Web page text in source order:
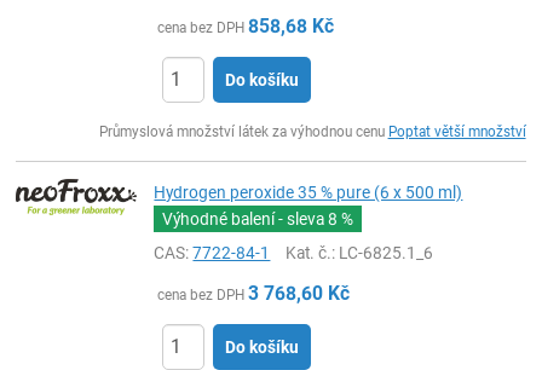
cena bez DPH 858,68 Kč
Do košíku
Průmyslová množství látek za výhodnou cenu Poptat větší množství
Hydrogen peroxide 35 % pure (6 x 500 ml)
Výhodné balení - sleva8 %
CAS:7722-84-1 Kat. č.: LC-6825.1_6
cena bez DPH 3 768,60 Kč
Do košíku